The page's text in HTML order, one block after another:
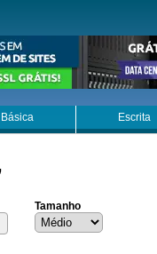
Básica Escrita
Tamanho